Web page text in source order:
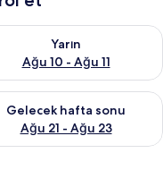
- Ağu 10
Yarın
Ağu 10 - Ağu 11
için müsaitliği kontrol et
14 - Ağu 16
Gelecek hafta sonu
Ağu 21 - Ağu 23
hafta sonu için